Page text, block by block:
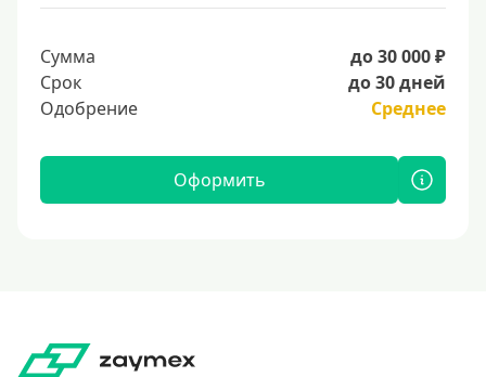
Сумма
до 30 000 ₽
Срок
до 30 дней
Одобрение
Среднее
Оформить